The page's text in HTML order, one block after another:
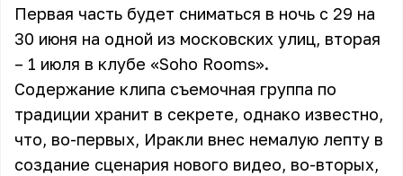
Первая часть будет сниматься в ночь с 29 на
30 июня на одной из московских улиц, вторая
– 1 июля в клубе «Soho Rooms».
Содержание клипа съемочная группа по
традиции хранит в секрете, однако известно,
что, во-первых, Иракли внес немалую лепту в
создание сценария нового видео, во-вторых,